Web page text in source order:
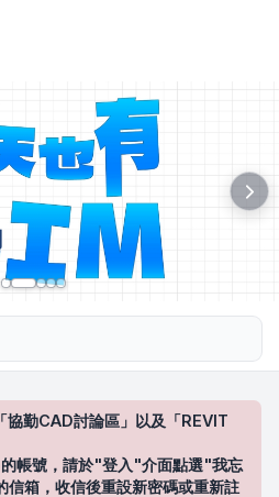
勤CAD討論區」以及「REVIT
帳號，請於"登入"介面點選"我忘
箱，收信後重設新密碼或重新註